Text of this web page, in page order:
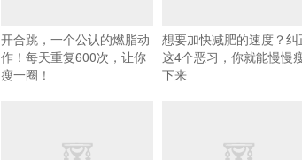
开合跳，一个公认的燃脂动
作！每天重复600次，让你
瘦一圈！
想要加快减肥的速度？纠
这4个恶习，你就能慢慢
下来